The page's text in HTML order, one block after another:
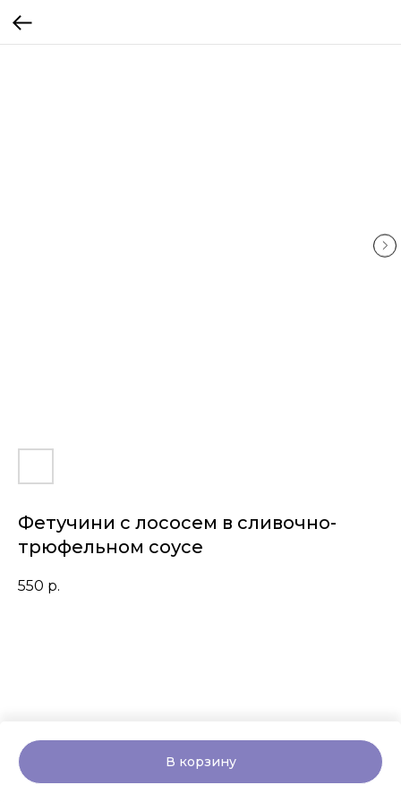
Фетучини с лососем в сливочно-
трюфельном соусе
550 р.
В корзину